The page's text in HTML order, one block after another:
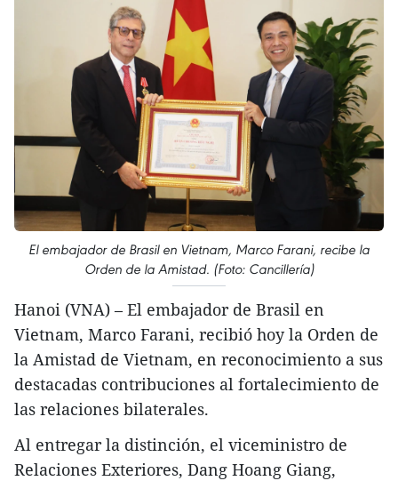
El embajador de Brasil en Vietnam, Marco Farani, recibe la
Orden de la Amistad. (Foto: Cancillería)
Hanoi (VNA) – El embajador de Brasil en
Vietnam, Marco Farani, recibió hoy la Orden de
la Amistad de Vietnam, en reconocimiento a sus
destacadas contribuciones al fortalecimiento de
las relaciones bilaterales.
Al entregar la distinción, el viceministro de
Relaciones Exteriores, Dang Hoang Giang,